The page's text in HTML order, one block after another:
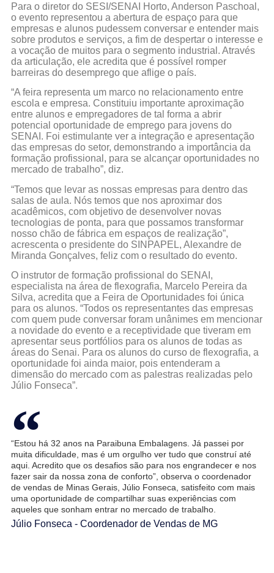
Para o diretor do SESI/SENAI Horto, Anderson Paschoal,
o evento representou a abertura de espaço para que
empresas e alunos pudessem conversar e entender mais
sobre produtos e serviços, a fim de despertar o interesse e
a vocação de muitos para o segmento industrial. Através
da articulação, ele acredita que é possível romper
barreiras do desemprego que aflige o país.
“A feira representa um marco no relacionamento entre
escola e empresa. Constituiu importante aproximação
entre alunos e empregadores de tal forma a abrir
potencial oportunidade de emprego para jovens do
SENAI. Foi estimulante ver a integração e apresentação
das empresas do setor, demonstrando a importância da
formação profissional, para se alcançar oportunidades no
mercado de trabalho”, diz.
“Temos que levar as nossas empresas para dentro das
salas de aula. Nós temos que nos aproximar dos
acadêmicos, com objetivo de desenvolver novas
tecnologias de ponta, para que possamos transformar
nosso chão de fábrica em espaços de realização”,
acrescenta o presidente do SINPAPEL, Alexandre de
Miranda Gonçalves, feliz com o resultado do evento.
O instrutor de formação profissional do SENAI,
especialista na área de flexografia, Marcelo Pereira da
Silva, acredita que a Feira de Oportunidades foi única
para os alunos. “Todos os representantes das empresas
com quem pude conversar foram unânimes em mencionar
a novidade do evento e a receptividade que tiveram em
apresentar seus portfólios para os alunos de todas as
áreas do Senai. Para os alunos do curso de flexografia, a
oportunidade foi ainda maior, pois entenderam a
dimensão do mercado com as palestras realizadas pelo
Júlio Fonseca”.
“Estou há 32 anos na Paraibuna Embalagens. Já passei por
muita dificuldade, mas é um orgulho ver tudo que construí até
aqui. Acredito que os desafios são para nos engrandecer e nos
fazer sair da nossa zona de conforto”, observa o coordenador
de vendas de Minas Gerais, Júlio Fonseca, satisfeito com mais
uma oportunidade de compartilhar suas experiências com
aqueles que sonham entrar no mercado de trabalho.
Júlio Fonseca - Coordenador de Vendas de MG